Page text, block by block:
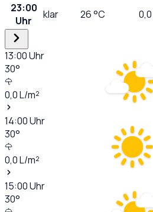
23:00
Uhr
klar 26°C 0,0
13:00Uhr
30°
0,0L/m²
14:00Uhr
30°
0,0L/m²
15:00Uhr
30°